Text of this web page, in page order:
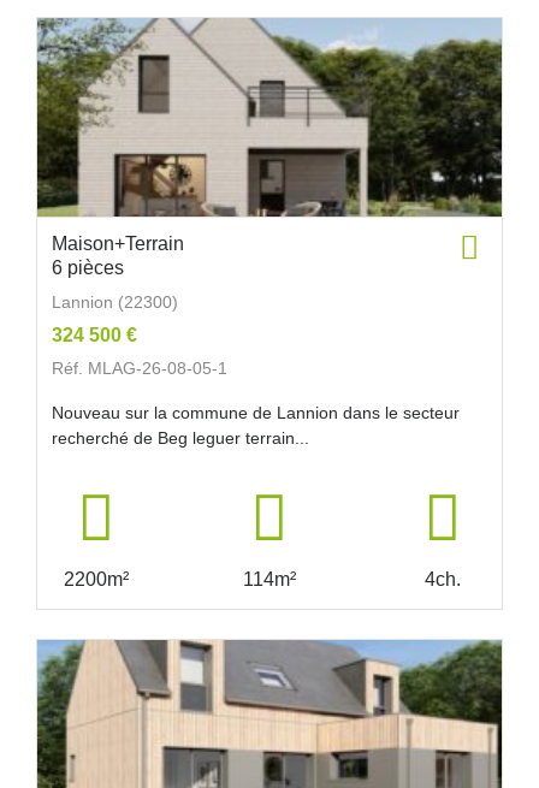
Maison+Terrain
6 pièces
Lannion (22300)
324 500 €
Réf. MLAG-26-08-05-1
Nouveau sur la commune de Lannion dans le secteur
recherché de Beg leguer terrain...
2200m² 114m² 4ch.